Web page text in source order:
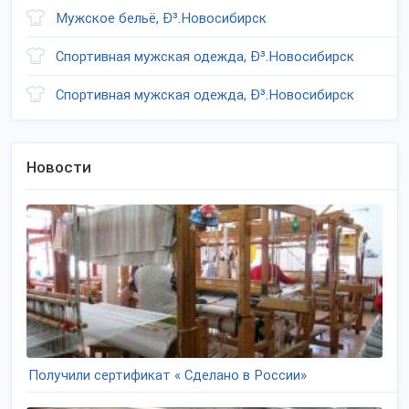
Мужское бельё, Ð³.Новосибирск
Спортивная мужская одежда, Ð³.Новосибирск
Спортивная мужская одежда, Ð³.Новосибирск
Новости
Получили сертификат « Сделано в России»